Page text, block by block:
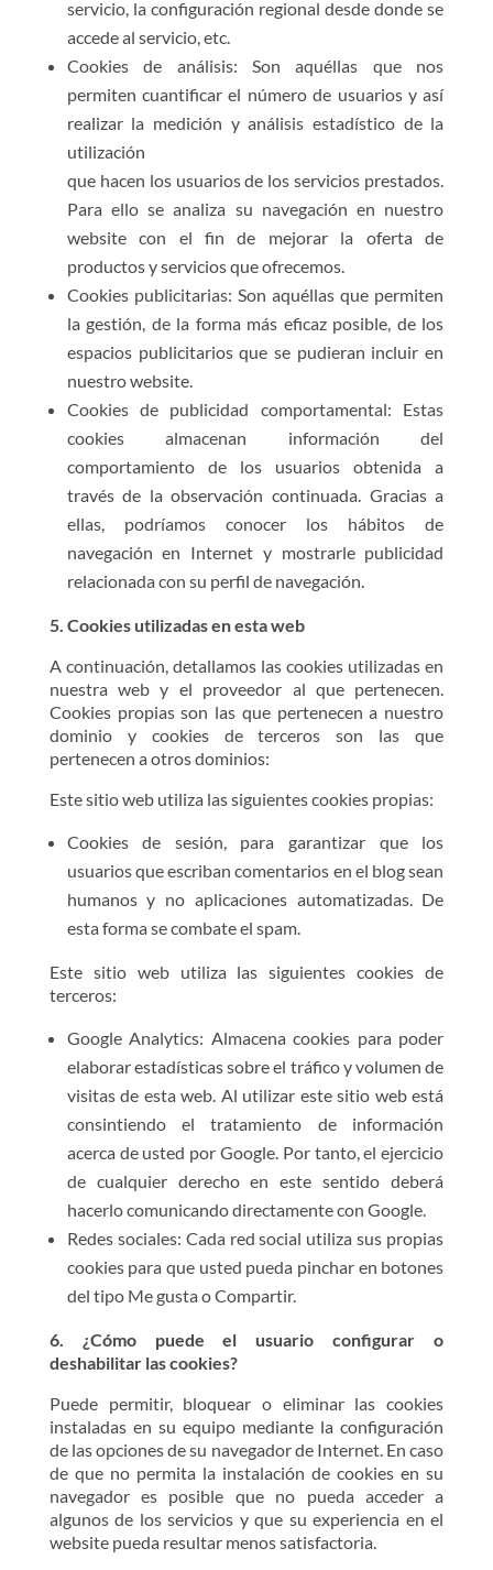
servicio, la configuración regional desde donde se
accede al servicio, etc.
Cookies de análisis: Son aquéllas que nos
permiten cuantificar el número de usuarios y así
realizar la medición y análisis estadístico de la
utilización
que hacen los usuarios de los servicios prestados.
Para ello se analiza su navegación en nuestro
website con el fin de mejorar la oferta de
productos y servicios que ofrecemos.
Cookies publicitarias: Son aquéllas que permiten
la gestión, de la forma más eficaz posible, de los
espacios publicitarios que se pudieran incluir en
nuestro website.
Cookies de publicidad comportamental: Estas
cookies almacenan información del
comportamiento de los usuarios obtenida a
través de la observación continuada. Gracias a
ellas, podríamos conocer los hábitos de
navegación en Internet y mostrarle publicidad
relacionada con su perfil de navegación.
5. Cookies utilizadas en esta web
A continuación, detallamos las cookies utilizadas en
nuestra web y el proveedor al que pertenecen.
Cookies propias son las que pertenecen a nuestro
dominio y cookies de terceros son las que
pertenecen a otros dominios:
Este sitio web utiliza las siguientes cookies propias:
Cookies de sesión, para garantizar que los
usuarios que escriban comentarios en el blog sean
humanos y no aplicaciones automatizadas. De
esta forma se combate el spam.
Este sitio web utiliza las siguientes cookies de
terceros:
Google Analytics: Almacena cookies para poder
elaborar estadísticas sobre el tráfico y volumen de
visitas de esta web. Al utilizar este sitio web está
consintiendo el tratamiento de información
acerca de usted por Google. Por tanto, el ejercicio
de cualquier derecho en este sentido deberá
hacerlo comunicando directamente con Google.
Redes sociales: Cada red social utiliza sus propias
cookies para que usted pueda pinchar en botones
del tipo Me gusta o Compartir.
6. ¿Cómo puede el usuario configurar o
deshabilitar las cookies?
Puede permitir, bloquear o eliminar las cookies
instaladas en su equipo mediante la configuración
de las opciones de su navegador de Internet. En caso
de que no permita la instalación de cookies en su
navegador es posible que no pueda acceder a
algunos de los servicios y que su experiencia en el
website pueda resultar menos satisfactoria.